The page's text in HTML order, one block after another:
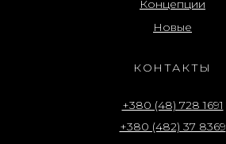
Концепции
Новые
КОНТАКТЫ
+380 (48) 728 1691
+380 (482) 37 8369